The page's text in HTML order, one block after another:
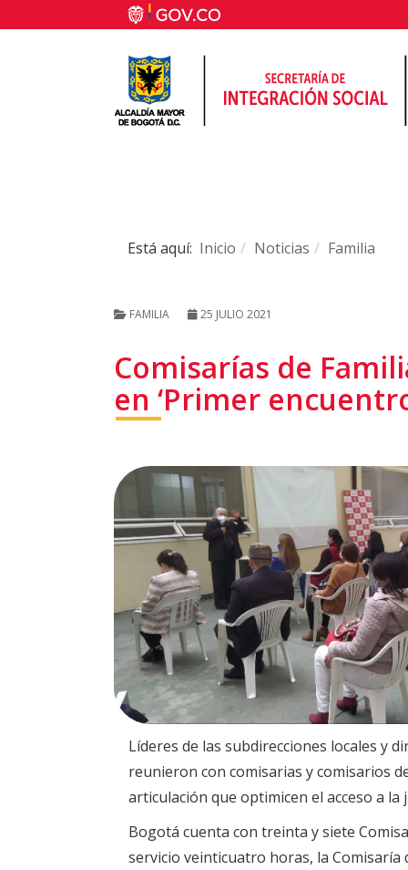
Está aquí: Inicio Noticias Familia
FAMILIA 25 JULIO 2021
Comisarías de
en ‘Primer
Líderes de las subdirecciones locales y
reunieron con comisarias y comisarios
articulación que optimicen el acceso a la
Bogotá cuenta con treinta y siete
servicio veinticuatro horas, la Comisaría